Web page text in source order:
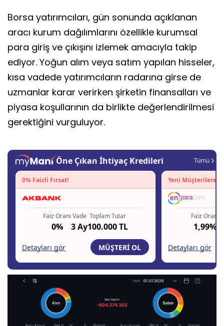
Borsa yatırımcıları, gün sonunda açıklanan
aracı kurum dağılımlarını özellikle kurumsal
para giriş ve çıkışını izlemek amacıyla takip
ediyor. Yoğun alım veya satım yapılan hisseler,
kısa vadede yatırımcıların radarına girse de
uzmanlar karar verirken şirketin finansalları ve
piyasa koşullarının da birlikte değerlendirilmesi
gerektiğini vurguluyor.